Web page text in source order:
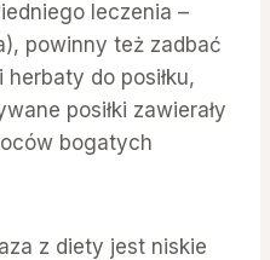
leczenia –
powinny też zadbać
do posiłku,
posiłki zawierały
bogatych
z diety jest niskie